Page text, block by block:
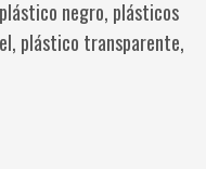
negro, plásticos
plástico transparente,